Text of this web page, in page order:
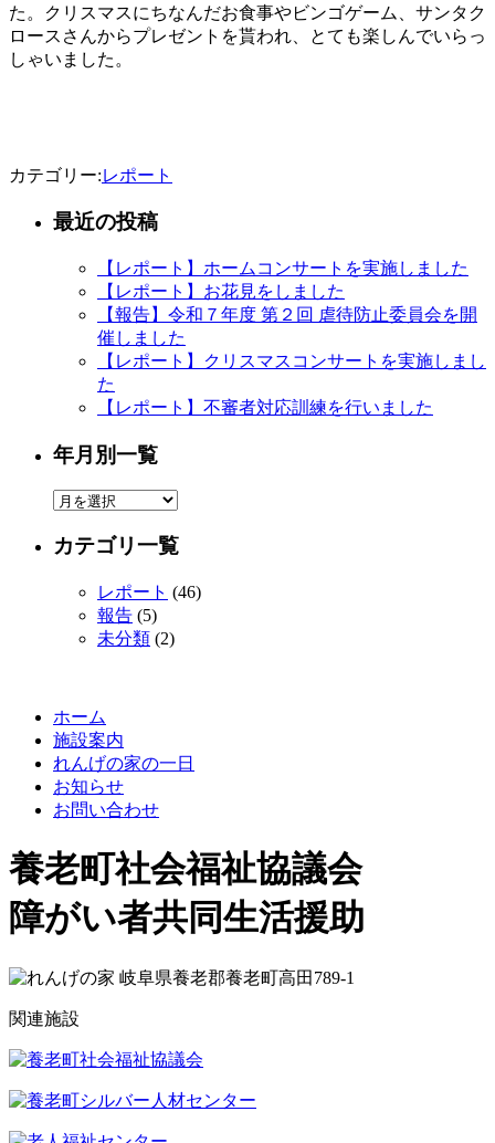
た。クリスマスにちなんだお食事やビンゴゲーム、サンタク
ロースさんからプレゼントを貰われ、とても楽しんでいらっ
しゃいました。
カテゴリー:レポート
最近の投稿
【レポート】ホームコンサートを実施しました
【レポート】お花見をしました
【報告】令和７年度 第２回 虐待防止委員会を開
催しました
【レポート】クリスマスコンサートを実施しまし
た
【レポート】不審者対応訓練を行いました
年月別一覧
年
別
カテゴリ一覧
レポート (46)
報告 (5)
未分類 (2)
ホーム
施設案内
れんげの家の一日
お知らせ
お問い合わせ
養老町社会福祉協議会
障がい者共同生活援助
岐阜県養老郡養老町高田789-1
関連施設